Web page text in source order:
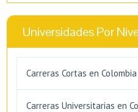
Universidades Por
Carreras Cortas en Colombia
Carreras Universitarias en